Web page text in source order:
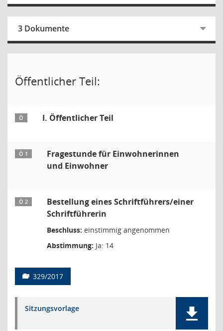
3 Dokumente
Öffentlicher Teil:
Ö I. Öffentlicher Teil
Ö 1
Fragestunde für Einwohnerinnen
und Einwohner
Ö 2
Bestellung eines Schriftführers/einer
Schriftführerin
Beschluss: einstimmig angenommen
Abstimmung: Ja: 14
329/2017
Sitzungsvorlage